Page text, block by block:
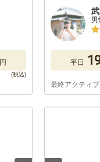
円 平日
最終アクティ